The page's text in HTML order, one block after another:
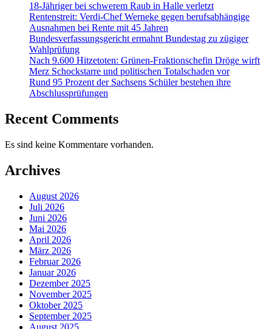
18-Jähriger bei schwerem Raub in Halle verletzt
Rentenstreit: Verdi-Chef Werneke gegen berufsabhängige
Ausnahmen bei Rente mit 45 Jahren
Bundesverfassungsgericht ermahnt Bundestag zu zügiger
Wahlprüfung
Nach 9.600 Hitzetoten: Grünen-Fraktionschefin Dröge wirft
Merz Schockstarre und politischen Totalschaden vor
Rund 95 Prozent der Sachsens Schüler bestehen ihre
Abschlussprüfungen
Recent Comments
Es sind keine Kommentare vorhanden.
Archives
August 2026
Juli 2026
Juni 2026
Mai 2026
April 2026
März 2026
Februar 2026
Januar 2026
Dezember 2025
November 2025
Oktober 2025
September 2025
August 2025